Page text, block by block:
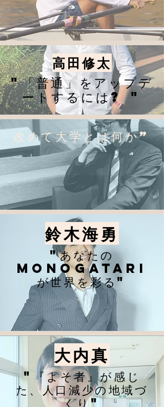
​高田修太
"「普通」をアップデ
ートするには? "
改めて大学とは何か”
​鈴木海勇
"あなたの
MonoGatari
が世界を彩る"
​大内真
"『よそ者』が感じ
た、人口減少の地域づ
くり"